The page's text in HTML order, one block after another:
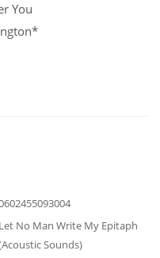
You
Let No Man Write My Epitaph
Sounds)